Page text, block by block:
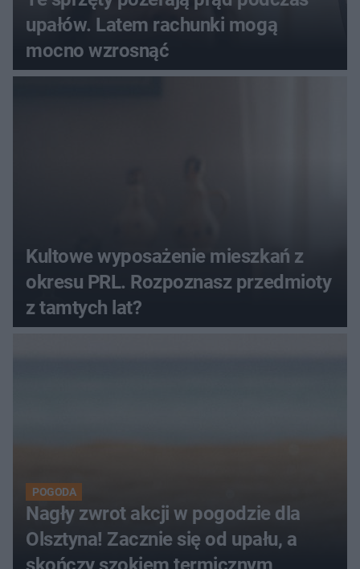
upałów. Latem rachunki mogą
mocno wzrosnąć
Kultowe wyposażenie mieszkań z
okresu PRL. Rozpoznasz przedmioty
z tamtych lat?
POGODA
Nagły zwrot akcji w pogodzie dla
Olsztyna! Zacznie się od upału, a